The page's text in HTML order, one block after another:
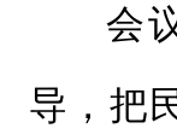
会
导，把